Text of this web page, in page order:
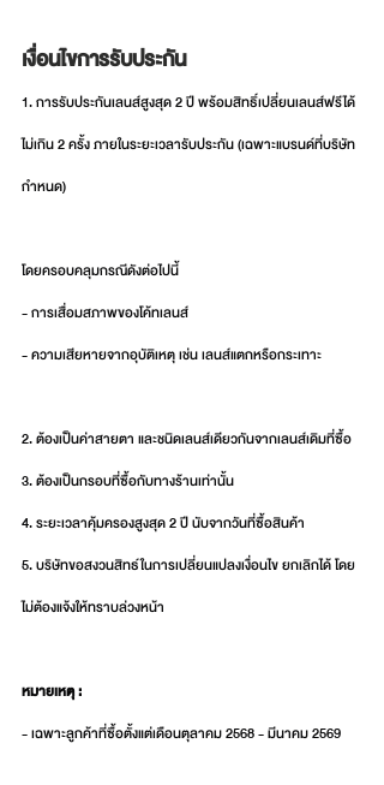
เงื่อนไขการรับประกัน
1. การรับประกันเลนส์สูงสุด 2 ปี พร้อมสิทธิ์เปลี่ยนเลนส์ฟรีได้
ไม่เกิน 2 ครั้ง ภายในระยะเวลารับประกัน (เฉพาะแบรนด์ที่บริษัท
กำหนด)
โดยครอบคลุมกรณีดังต่อไปนี้
- การเสื่อมสภาพของโค้ทเลนส์
- ความเสียหายจากอุบัติเหตุ เช่น เลนส์แตกหรือกระเทาะ
2. ต้องเป็นค่าสายตา และชนิดเลนส์เดียวกันจากเลนส์เดิมที่ซื้อ
3. ต้องเป็นกรอบที่ซื้อกับทางร้านเท่านั้น
4. ระยะเวลาคุ้มครองสูงสุด 2 ปี นับจากวันที่ซื้อสินค้า
5. บริษัทขอสงวนสิทธ์ในการเปลี่ยนแปลงเงื่อนไข ยกเลิกได้ โดย
ไม่ต้องแจ้งให้ทราบล่วงหน้า
หมายเหตุ :
- เฉพาะลูกค้าที่ซื้อตั้งแต่เดือนตุลาคม 2568 - มีนาคม 2569